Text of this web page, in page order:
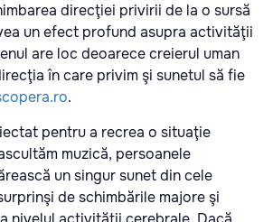
direcţiei privirii de la o sursă
un efect profund asupra activităţii
are loc deoarece creierul uman
în care privim şi sunetul să fie
.
pentru a recrea o situaţie
muzică, persoanele
un singur sunet din cele
de schimbările majore şi